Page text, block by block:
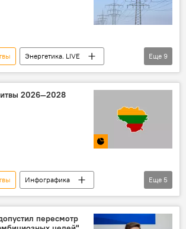
Энергетика. LIVE
Латвия
электроэнергия
Еще 9
2026—2028
Инфографика
кабмин
Литва
коалиции
Политика
Еще 5
пересмотр